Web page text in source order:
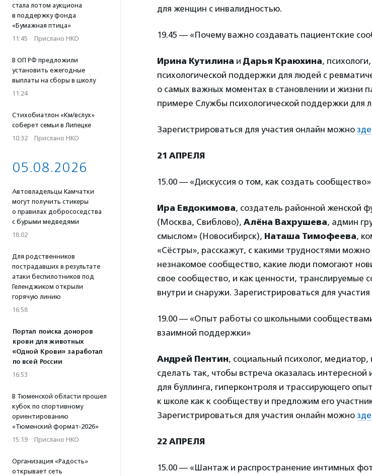
стала лотом аукциона
в поддержку фонда
«Бумажная птица»
11:45 · Прислано НКО
В ОП РФ предложили
установить ежегодные
выплаты на сборы в школу
11:24
Стихобиатлон «Км/вслух»
соберет семьи в Липецке
10:32 · Прислано НКО
05.08.2026
Автовладельцы Камчатки
могут получить стикеры
о правилах добрососедства
с бурыми медведями
18:02
Для родственников
пострадавших в результате
атаки беспилотников под
Геленджиком открыли
горячую линию
16:58
Портал поиска доноров
крови для животных
«Одной Крови» заработал
по всей России
16:53
В Тюменской области прошел
кубок по спортивному
ориентированию
«Тюменский формат-2026»
15:19 · Прислано НКО
Организация «Радость»
открывает сеть
для женщин с инвалидностью.
19.45 — «Почему важно создавать пациентские
Ирина Кутилина и Дарья Краюхина,
психологической поддержки для людей с
о самых важных моментах в становлении и жизни
примере Службы психологической поддержки для
Зарегистрироваться для участия онлайн можно
21 АПРЕЛЯ
15.00 — «Дискуссия о том, как создать сообщество»
Ира Евдокимова, создатель районной женской
(Москва, Свиблово), Алёна Вахрушева, админ
смыслом» (Новосибирск), Наташа Тимофеева,
«Сёстры», расскажут, с какими трудностями можно
незнакомое сообщество, какие люди помогают
свое сообщество, и как ценности, транслируемые
внутри и снаружи. Зарегистрироваться для
19.00 — «Опыт работы со школьными
взаимной поддержки»
Андрей Пентин, социальный психолог,
сделать так, чтобы встреча оказалась
для буллинга, гиперконтроля и трассирующего
к школе как к сообществу и предложим его
Зарегистрироваться для участия онлайн можно
22 АПРЕЛЯ
15.00 — «Шантаж и распространение интимных